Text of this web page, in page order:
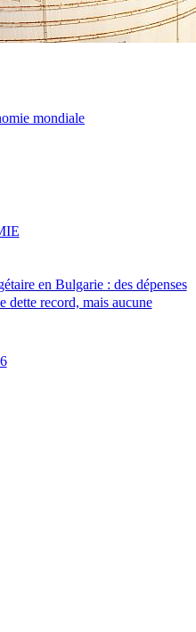
mondiale
en Bulgarie : des dépenses
dette record, mais aucune